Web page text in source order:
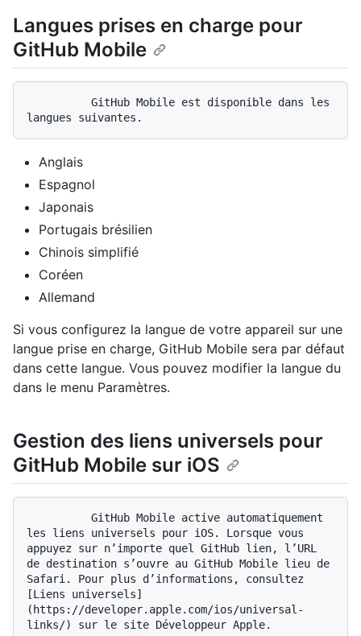
Langues prises en charge pour
GitHub Mobile
Anglais
Espagnol
Japonais
Portugais brésilien
Chinois simplifié
Coréen
Allemand
Si vous configurez la langue de votre appareil sur une
langue prise en charge, GitHub Mobile sera par défaut
dans cette langue. Vous pouvez modifier la langue du
dans le menu Paramètres.
Gestion des liens universels pour
GitHub Mobile sur iOS
les liens universels pour iOS. Lorsque vous
appuyez sur n’importe quel GitHub lien, l’URL
de destination s’ouvre au GitHub Mobile lieu de
Safari. Pour plus d’informations, consultez
[Liens universels]
(https://developer.apple.com/ios/universal-